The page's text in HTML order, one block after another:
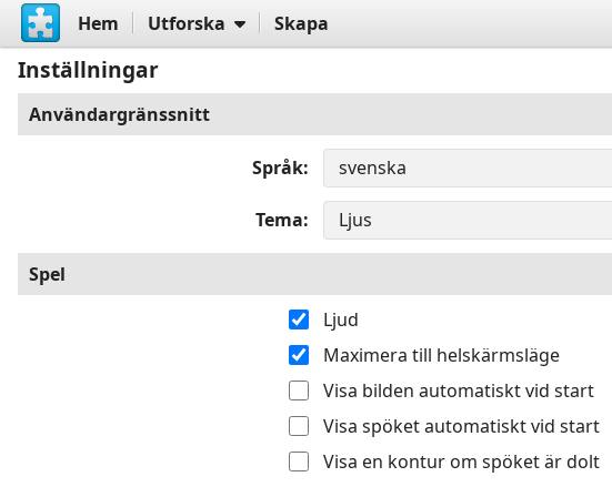
Hem Utforska Skapa
Inställningar
Användargränssnitt
Språk
Tema
Spel
Ljud
Maximera till helskärmsläge
Visa bilden automatiskt vid start
Visa spöket automatiskt vid start
Visa en kontur om spöket är dolt